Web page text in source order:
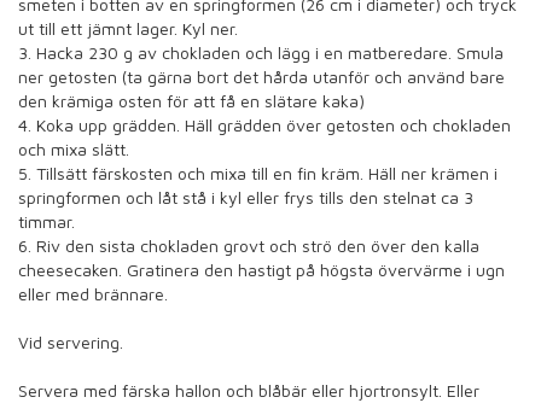
smeten i botten av en springformen (26 cm i diameter) och tryck
ut till ett jämnt lager. Kyl ner.
3. Hacka 230 g av chokladen och lägg i en matberedare. Smula
ner getosten (ta gärna bort det hårda utanför och använd bare
den krämiga osten för att få en slätare kaka)
4. Koka upp grädden. Häll grädden över getosten och chokladen
och mixa slätt.
5. Tillsätt färskosten och mixa till en fin kräm. Häll ner krämen i
springformen och låt stå i kyl eller frys tills den stelnat ca 3
timmar.
6. Riv den sista chokladen grovt och strö den över den kalla
cheesecaken. Gratinera den hastigt på högsta övervärme i ugn
eller med brännare.
Vid servering.
Servera med färska hallon och blåbär eller hjortronsylt. Eller